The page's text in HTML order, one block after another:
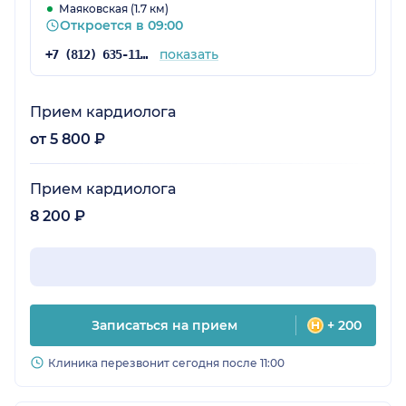
Маяковская (1.7 км)
Откроется в 09:00
+7 (812) 635-11-79 показать
Прием кардиолога
от 5 800 ₽
Прием кардиолога
8 200 ₽
Записаться на прием + 200
Клиника перезвонит сегодня после 11:00